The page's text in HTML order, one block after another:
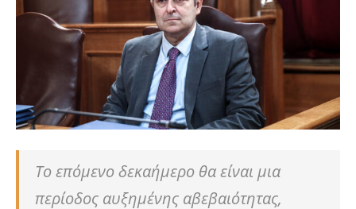
Το επόμενο δεκαήμερο θα είναι μια
περίοδος αυξημένης αβεβαιότητας,